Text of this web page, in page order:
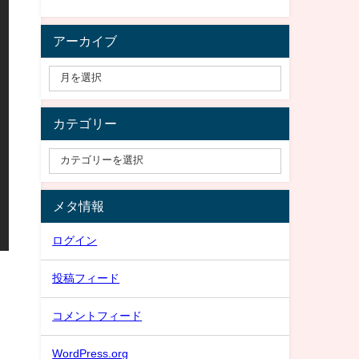
アーカイブ
カテゴリー
メタ情報
ログイン
投稿フィード
コメントフィード
WordPress.org